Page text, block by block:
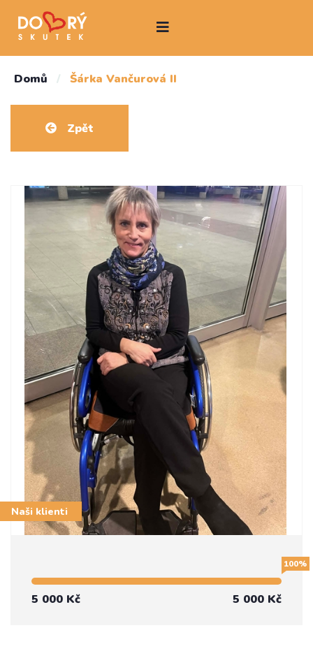
Domů / Šárka Vančurová II
Zpět
Naši klienti
100%
5 000 Kč 5 000 Kč